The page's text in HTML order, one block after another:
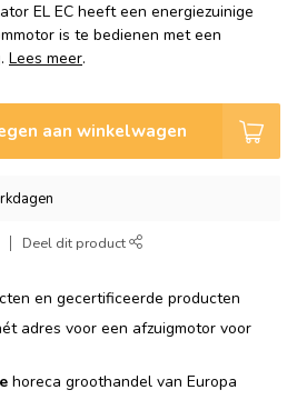
EL EC heeft een energiezuinige
is te bedienen met een
Lees meer.
aan winkelwagen
Deel dit product
en gecertificeerde producten
adres voor een afzuigmotor voor
horeca groothandel van Europa